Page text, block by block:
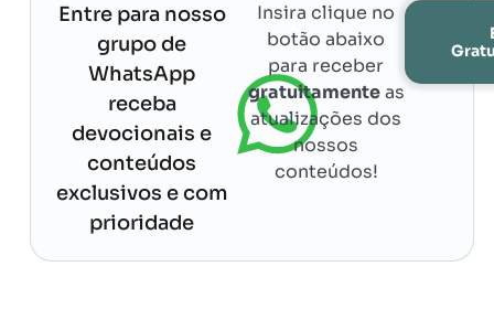
Entre para nosso
grupo de
WhatsApp
receba
devocionais e
conteúdos
exclusivos e com
prioridade
Insira clique no
botão abaixo
para receber
gratuitamenteas
atualizações dos
nossos
conteúdos!